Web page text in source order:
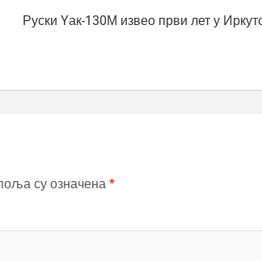
Руски Yак-130М извео први лет у
су означена *